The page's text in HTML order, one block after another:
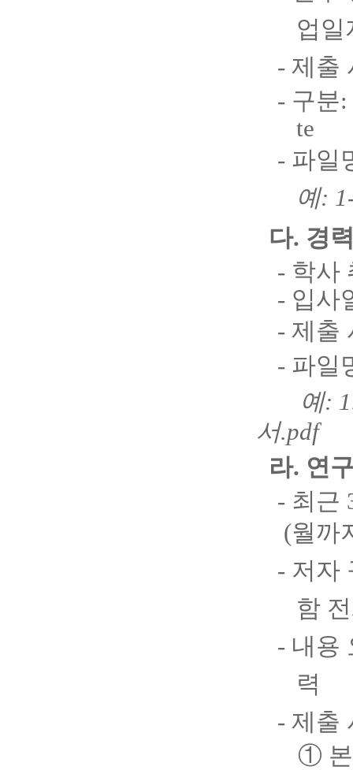
업일
- 제출
- 구분:
te
- 파일
예:
다. 경
- 학사
- 입사
- 제출
- 파일
예:
서.pdf
라. 연
- 최근
(월까
- 저자
함
- 내용
력
- 제출
①